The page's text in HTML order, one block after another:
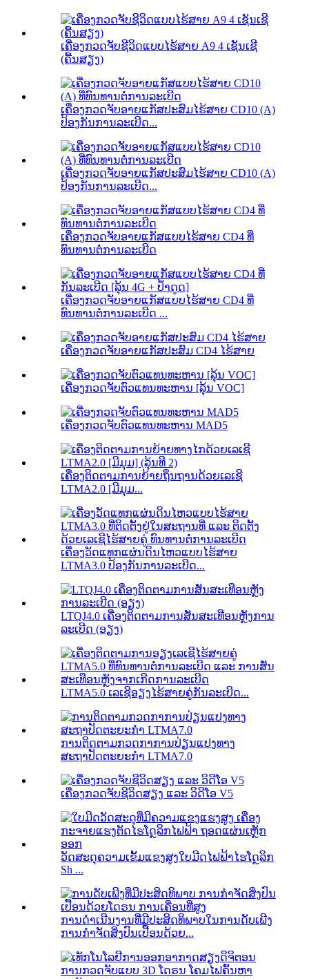
ເຄື່ອງກວດຈັບຊີວິດແບບໄຮ້ສາຍ A9 4 ເຊັນເຊີ
(ຄື້ນສຽງ)
ເຄື່ອງກວດຈັບອາຍແກັສປະສົມໄຮ້ສາຍ CD10 (A)
ປ້ອງກັນການລະເບີດ...
ເຄື່ອງກວດຈັບອາຍແກັສປະສົມໄຮ້ສາຍ CD10 (A)
ປ້ອງກັນການລະເບີດ...
ເຄື່ອງກວດຈັບອາຍແກັສແບບໄຮ້ສາຍ CD4 ທີ່
ທົນທານຕໍ່ການລະເບີດ
ເຄື່ອງກວດຈັບອາຍແກັສແບບໄຮ້ສາຍ CD4 ທີ່
ທົນທານຕໍ່ການລະເບີດ ...
ເຄື່ອງກວດຈັບອາຍແກັສປະສົມ CD4 ໄຮ້ສາຍ
ເຄື່ອງກວດຈັບຕົວແທນທະຫານ [ລຸ້ນ VOC]
ເຄື່ອງກວດຈັບຕົວແທນທະຫານ MAD5
ເຄື່ອງຕິດຕາມການຍ້າຍຖິ່ນຖານດ້ວຍເລເຊີ
LTMA2.0 [ມີມຸມ...
ເຄື່ອງວັດແທກແຜ່ນດິນໄຫວແບບໄຮ້ສາຍ
LTMA3.0 ປ້ອງກັນການລະເບີດ...
LTQJ4.0 ເຄື່ອງຕິດຕາມການສັ່ນສະເທືອນຫຼັງການ
ລະເບີດ (ອຽງ)
LTMA5.0 ເລເຊີອຽງໄຮ້ສາຍຄູ່ກັນລະເບີດ...
ການຕິດຕາມກວດກາການປ່ຽນແປງທາງ
ສະຖາປັດຕະຍະກຳ LTMA7.0
ເຄື່ອງກວດຈັບຊີວິດສຽງ ແລະ ວິດີໂອ V5
ວັດສະດຸຄວາມເຂັ້ມແຂງສູງໃບມີດໄຟຟ້າໄຮໂດຼລິກ
Sh ...
ການດຳເນີນງານທີ່ມີປະສິດທິພາບໃນການດັບເພີງ
ການກຳຈັດສິ່ງປົນເປື້ອນດ້ວຍ...